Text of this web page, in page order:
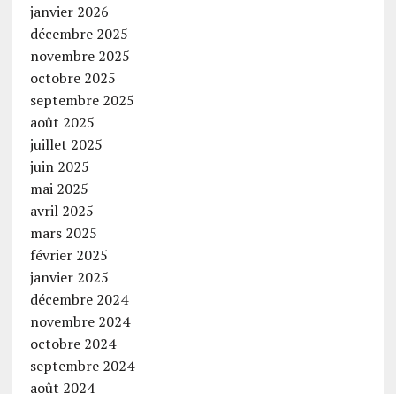
janvier 2026
décembre 2025
novembre 2025
octobre 2025
septembre 2025
août 2025
juillet 2025
juin 2025
mai 2025
avril 2025
mars 2025
février 2025
janvier 2025
décembre 2024
novembre 2024
octobre 2024
septembre 2024
août 2024